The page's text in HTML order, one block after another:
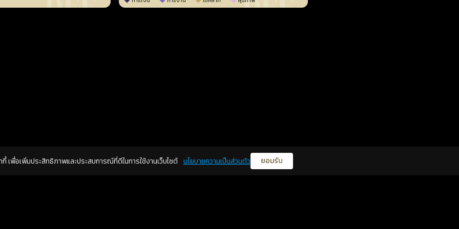
กี้ เพื่อเพิ่มประสิทธิภาพและประสบการณ์ที่ดีในการใช้งานเว็บไซต์ นโยบายความเป็นส่วนตัว ยอมรับ